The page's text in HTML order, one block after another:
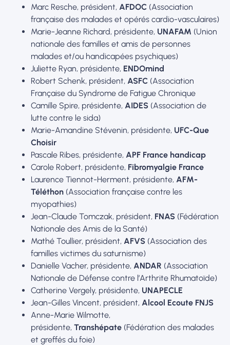
Marc Resche, président, AFDOC (Association
française des malades et opérés cardio-vasculaires)
Marie-Jeanne Richard, présidente, UNAFAM (Union
nationale des familles et amis de personnes
malades et/ou handicapées psychiques)
Juliette Ryan, présidente, ENDOmind
Robert Schenk, président, ASFC (Association
Française du Syndrome de Fatigue Chronique
Camille Spire, présidente, AIDES (Association de
lutte contre le sida)
Marie-Amandine Stévenin, présidente, UFC-Que
Choisir
Pascale Ribes, présidente, APF France handicap
Carole Robert, présidente, Fibromyalgie France
Laurence Tiennot-Herment, présidente, AFM-
Téléthon (Association française contre les
myopathies)
Jean-Claude Tomczak, président, FNAS (Fédération
Nationale des Amis de la Santé)
Mathé Toullier, président, AFVS (Association des
familles victimes du saturnisme)
Danielle Vacher, présidente, ANDAR (Association
Nationale de Défense contre l’Arthrite Rhumatoïde)
Catherine Vergely, présidente, UNAPECLE
Jean-Gilles Vincent, président, Alcool Ecoute FNJS
Anne-Marie Wilmotte,
présidente, Transhépate (Fédération des malades
et greffés du foie)